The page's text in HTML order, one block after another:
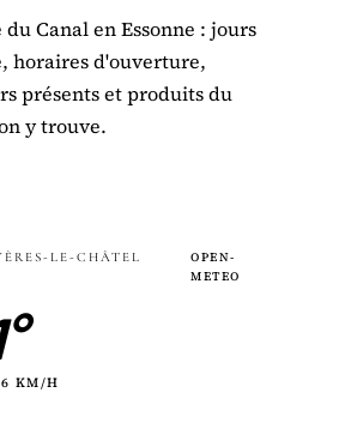
Canal en Essonne : jours
horaires d'ouverture,
présents et produits du
y trouve.
LE-CHÂTEL
OPEN-
METEO
KM/H